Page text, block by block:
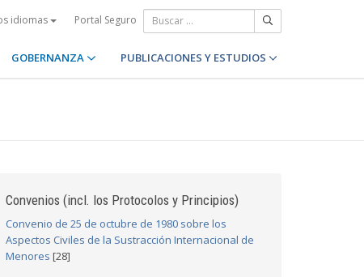
idiomas Portal Seguro
GOBERNANZA PUBLICACIONES Y ESTUDIOS
Convenios (incl. los Protocolos y Principios)
Convenio de 25 de octubre de 1980 sobre los
Aspectos Civiles de la Sustracción Internacional de
Menores [28]